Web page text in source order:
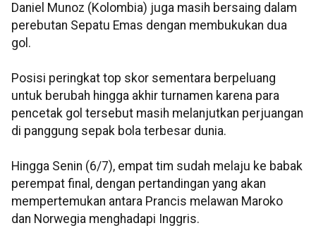
Daniel Munoz (Kolombia) juga masih bersaing dalam
perebutan Sepatu Emas dengan membukukan dua
gol.
Posisi peringkat top skor sementara berpeluang
untuk berubah hingga akhir turnamen karena para
pencetak gol tersebut masih melanjutkan perjuangan
di panggung sepak bola terbesar dunia.
Hingga Senin (6/7), empat tim sudah melaju ke babak
perempat final, dengan pertandingan yang akan
mempertemukan antara Prancis melawan Maroko
dan Norwegia menghadapi Inggris.